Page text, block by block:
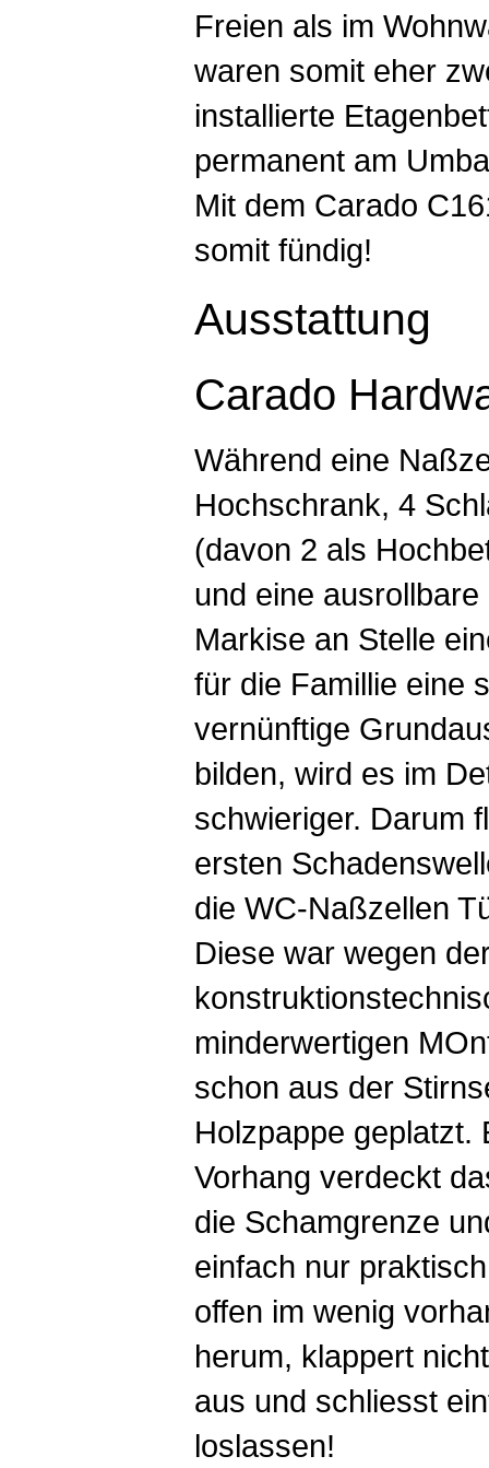
Freien als im
waren somit eher
installierte
permanent am
Mit dem Carado
somit fündig!
Ausstattung
Carado
Während eine
Hochschrank, 4
(davon 2 als
und eine ausrollbare
Markise an Stelle
für die Famillie eine
vernünftige
bilden, wird es im
schwieriger. Darum
ersten
die WC-Naßzellen
Diese war wegen
minderwertigen
schon aus der
Holzpappe geplatzt.
Vorhang verdeckt
die Schamgrenze
einfach nur
offen im wenig
herum, klappert
aus und schliesst
loslassen!